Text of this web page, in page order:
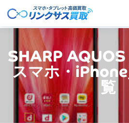
SHARP
スマホ・
覧